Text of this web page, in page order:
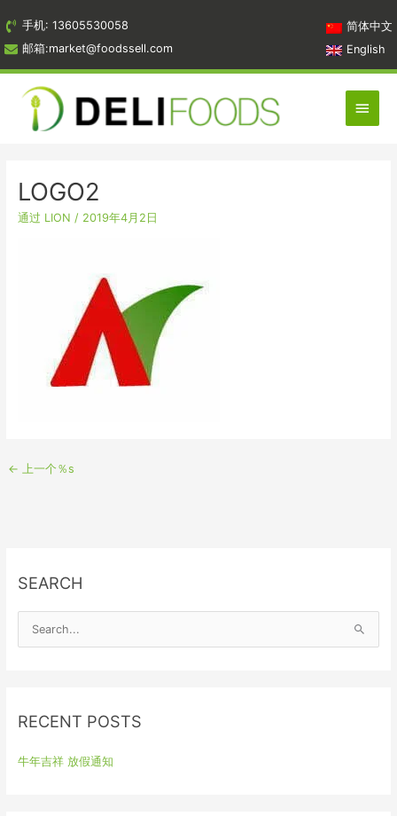
到
内
容
手机: 13605530058
邮箱:market@foodssell.com
简体中文
English
主
菜
LOGO2
通过 LION / 2019年4月2日
← 上一个％s
SEARCH
c
f
RECENT POSTS
牛年吉祥 放假通知